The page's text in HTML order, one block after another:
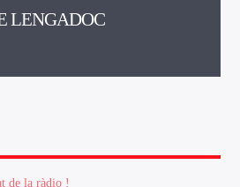
LENGADOC
de la ràdio !